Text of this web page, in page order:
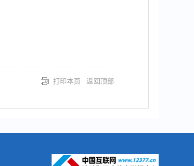
打印本页 返回顶部